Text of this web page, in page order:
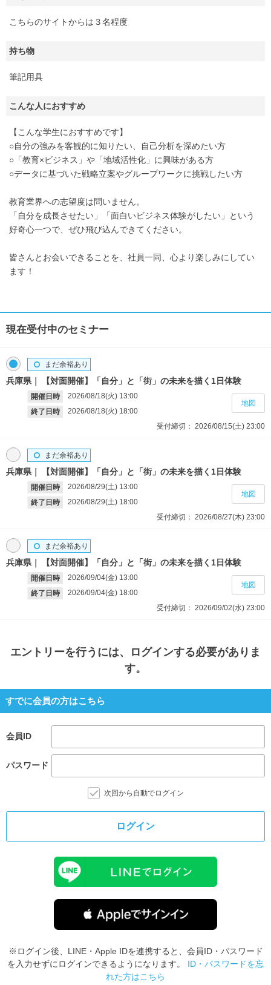
こちらのサイトからは３名程度
持ち物
筆記用具
こんな人におすすめ
【こんな学生におすすめです】
○自分の強みを客観的に知りたい、自己分析を深めたい方
○「教育×ビジネス」や「地域活性化」に興味がある方
○データに基づいた戦略立案やグループワークに挑戦したい方
教育業界への志望度は問いません。
「自分を成長させたい」「面白いビジネス体験がしたい」という
好奇心一つで、ぜひ飛び込んできてください。
皆さんとお会いできることを、社員一同、心より楽しみにしてい
ます！
現在受付中のセミナー
兵庫県 【対面開催】「自分」と「街」の未来を描く1日体験
開催日時 2026/08/18(火) 13:00
終了日時
2026/08/18(火) 18:00
まだ余裕あり
受付締切： 2026/08/15(土) 23:00
地図
兵庫県 【対面開催】「自分」と「街」の未来を描く1日体験
開催日時 2026/08/29(土) 13:00
終了日時
2026/08/29(土) 18:00
まだ余裕あり
受付締切： 2026/08/27(木) 23:00
地図
兵庫県 【対面開催】「自分」と「街」の未来を描く1日体験
開催日時 2026/09/04(金) 13:00
終了日時
2026/09/04(金) 18:00
まだ余裕あり
受付締切： 2026/09/02(水) 23:00
地図
エントリーを行うには、ログインする必要がありま
す。
すでに会員の方はこちら
会員ID
パスワード
次回から自動でログイン
ログイン
※ログイン後、LINE・Apple IDを連携すると、会員ID・パスワード
を入力せずにログインできるようになります。 ID・パスワードを忘
れた方はこちら